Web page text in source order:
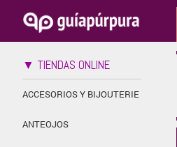
▼ TIENDAS ONLINE
ACCESORIOS Y BIJOUTERIE
ANTEOJOS